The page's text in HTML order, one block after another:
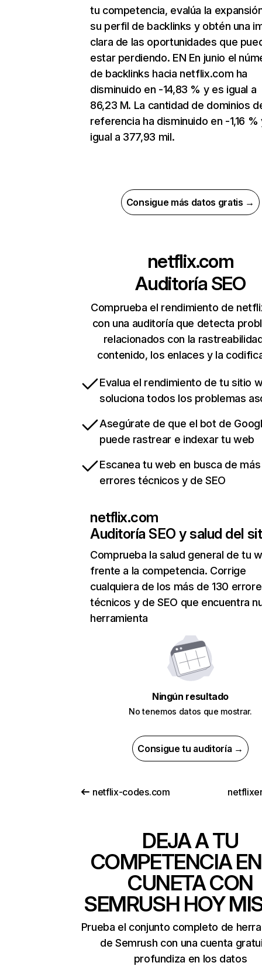
tu competencia, evalúa la
su perfil de backlinks y obtén una
clara de las oportunidades que
estar perdiendo. EN En junio el
de backlinks hacia netflix.com ha
disminuido en -14,83 % y es igual a
86,23 M. La cantidad de dominios
referencia ha disminuido en -1,16 %
igual a 377,93 mil.
Consigue más datos gratis →
netflix.com
Auditoría SEO
Comprueba el rendimiento de
con una auditoría que detecta
relacionados con la
contenido, los enlaces y la
Evalua el rendimiento de tu sitio
soluciona todos los problemas
Asegúrate de que el bot de
puede rastrear e indexar tu web
Escanea tu web en busca de
errores técnicos y de SEO
netflix.com
Auditoría SEO y salud del
Comprueba la salud general de tu
frente a la competencia. Corrige
cualquiera de los más de 130
técnicos y de SEO que encuentra
herramienta
Ningún resultado
No tenemos datos que mostrar.
Consigue tu auditoría →
netflix-codes.com
DEJA A TU
COMPETENCIA
CUNETA CON
SEMRUSH HOY
Prueba el conjunto completo de
de Semrush con una cuenta
profundiza en los datos